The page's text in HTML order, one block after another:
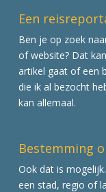
Een
Ben je op zoek
of website? Dat
artikel gaat of een
die ik al bezocht
kan allemaal.
Bestemming
Ook dat is
een stad, regio of